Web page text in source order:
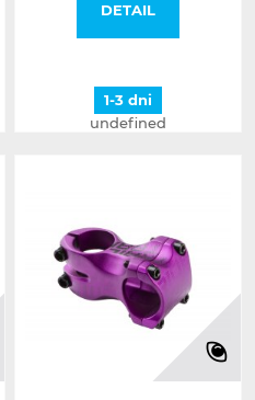
DETAIL
1-3 dni
undefined